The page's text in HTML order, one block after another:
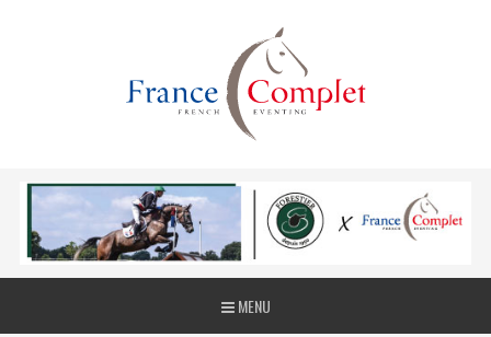
MENU
La journée du complet & le derby cross
indoor reviennent le 23 Janvier 2027 !